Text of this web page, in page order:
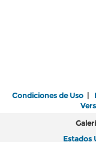
Condiciones de Uso |
Estados